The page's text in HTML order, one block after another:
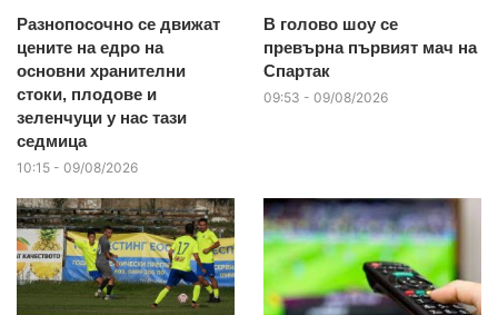
Разнопосочно се движат
цените на едро на
основни хранителни
стоки, плодове и
зеленчуци у нас тази
седмица
10:15 - 09/08/2026
В голово шоу се
превърна първият мач на
Спартак
09:53 - 09/08/2026